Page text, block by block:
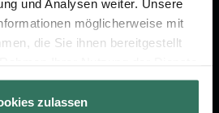
und Analysen weiter. Unsere
möglicherweise mit
die Sie ihnen bereitgestellt
zulassen
Kostenlos registrieren